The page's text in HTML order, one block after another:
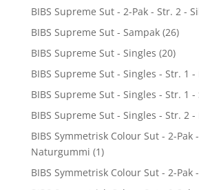
BIBS Supreme Sut - 2-Pak - Str. 2 -
BIBS Supreme Sut - Sampak (26)
BIBS Supreme Sut - Singles (20)
BIBS Supreme Sut - Singles - Str. 1
BIBS Supreme Sut - Singles - Str. 1 -
BIBS Supreme Sut - Singles - Str. 2
BIBS Symmetrisk Colour Sut - 2-Pak
Naturgummi (1)
BIBS Symmetrisk Colour Sut - 2-Pak